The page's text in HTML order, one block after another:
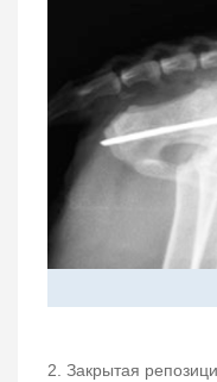
2. Закрытая